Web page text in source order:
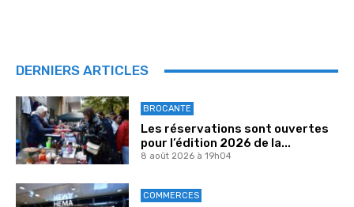
DERNIERS ARTICLES
BROCANTE
Les réservations sont ouvertes
pour l’édition 2026 de la...
8 août 2026 à 19h04
COMMERCES